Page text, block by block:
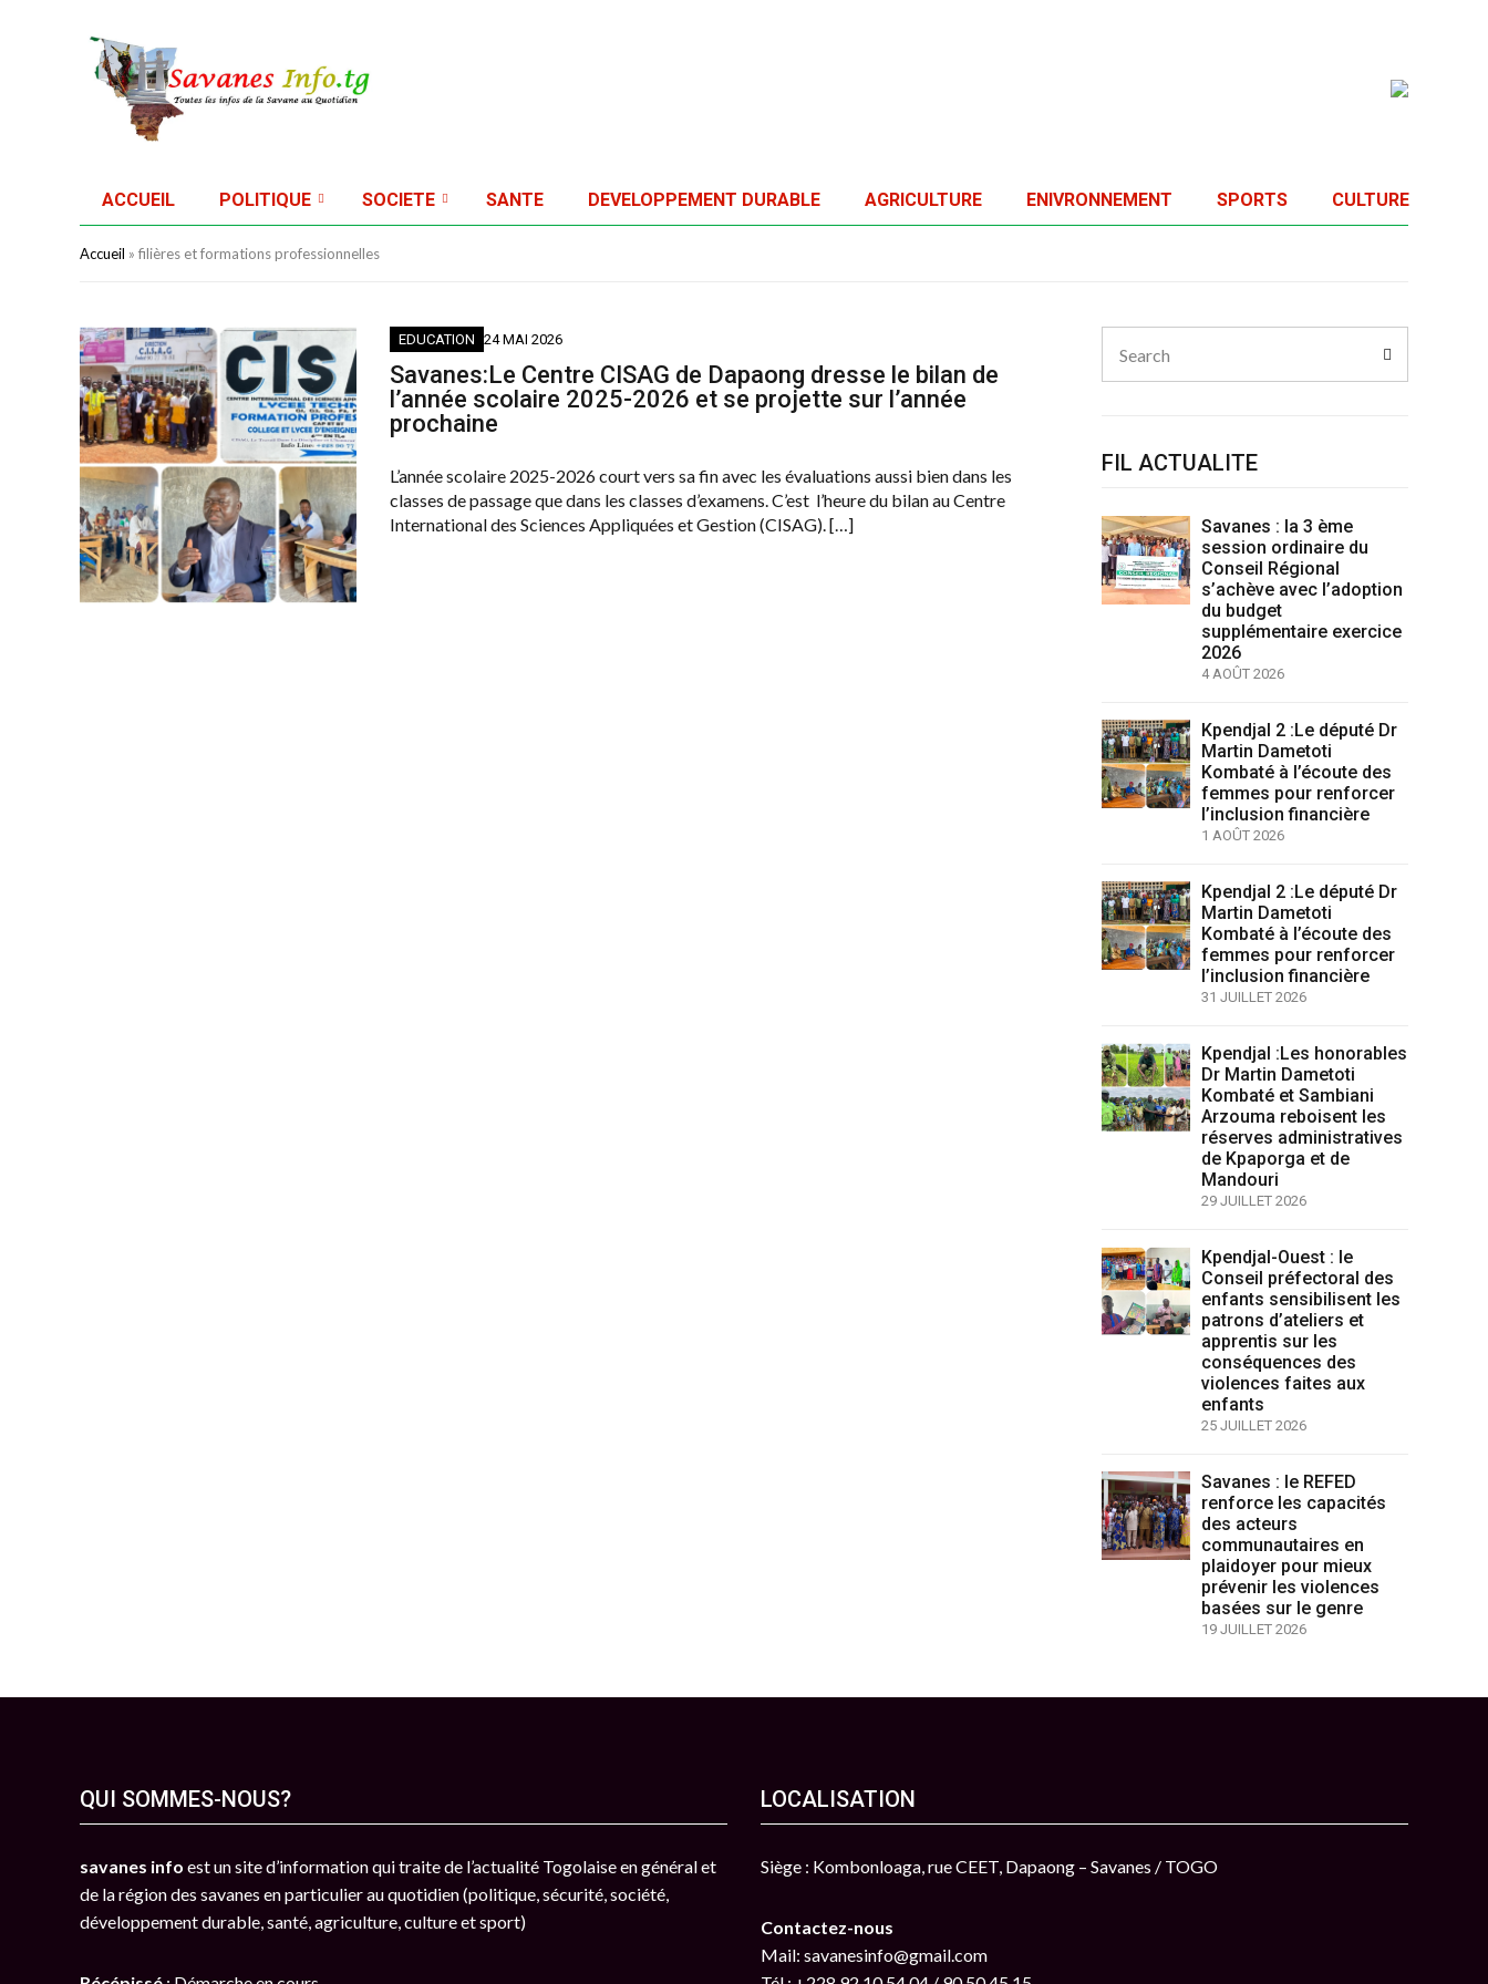
ACCUEIL POLITIQUE SOCIETE SANTE DEVELOPPEMENT DURABLE AGRICULTURE ENIVRONNEMENT SPORTS CULTURE
Accueil » filières et formations professionnelles
EDUCATION 24 MAI 2026
Savanes:Le Centre CISAG de Dapaong dresse le bilan de
l’année scolaire 2025-2026 et se projette sur l’année
prochaine
L’année scolaire 2025-2026 court vers sa fin avec les évaluations aussi bien dans les
classes de passage que dans les classes d’examens. C’est l’heure du bilan au Centre
International des Sciences Appliquées et Gestion (CISAG). […]
for:
FIL ACTUALITE
Savanes : la 3 ème
session ordinaire du
Conseil Régional
s’achève avec l’adoption
du budget
supplémentaire exercice
2026
4 AOÛT 2026
Kpendjal 2 :Le député Dr
Martin Dametoti
Kombaté à l’écoute des
femmes pour renforcer
l’inclusion financière
1 AOÛT 2026
Kpendjal 2 :Le député Dr
Martin Dametoti
Kombaté à l’écoute des
femmes pour renforcer
l’inclusion financière
31 JUILLET 2026
Kpendjal :Les honorables
Dr Martin Dametoti
Kombaté et Sambiani
Arzouma reboisent les
réserves administratives
de Kpaporga et de
Mandouri
29 JUILLET 2026
Kpendjal-Ouest : le
Conseil préfectoral des
enfants sensibilisent les
patrons d’ateliers et
apprentis sur les
conséquences des
violences faites aux
enfants
25 JUILLET 2026
Savanes : le REFED
renforce les capacités
des acteurs
communautaires en
plaidoyer pour mieux
prévenir les violences
basées sur le genre
19 JUILLET 2026
QUI SOMMES-NOUS?
savanes info est un site d’information qui traite de l’actualité Togolaise en général et
de la région des savanes en particulier au quotidien (politique, sécurité, société,
développement durable, santé, agriculture, culture et sport)
LOCALISATION
Siège : Kombonloaga, rue CEET, Dapaong – Savanes / TOGO
Contactez-nous
Mail: savanesinfo@gmail.com